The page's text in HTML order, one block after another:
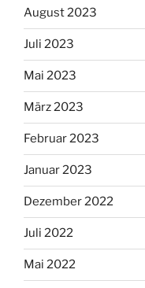
August 2023
Juli 2023
Mai 2023
März 2023
Februar 2023
Januar 2023
Dezember 2022
Juli 2022
Mai 2022